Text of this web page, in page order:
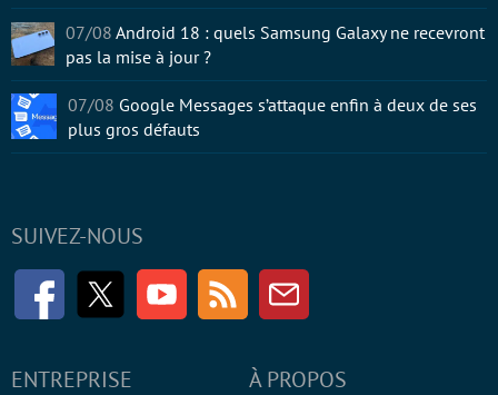
SUIVEZ-NOUS
FacebookTwitter Youtube RSS Newsletter
ENTREPRISE À PROPOS
07/08 Android 18 : quels Samsung Galaxy ne recevront
pas la mise à jour ?
07/08 Google Messages s’attaque enfin à deux de ses
plus gros défauts